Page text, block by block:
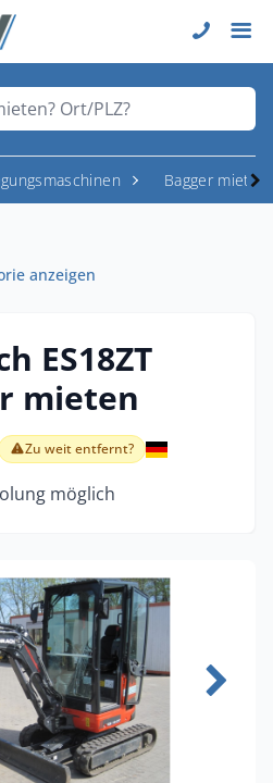
Ort/PLZ?
Bagger mieten
anzeigen
ES18ZT
mieten
Zu weit entfernt?
möglich